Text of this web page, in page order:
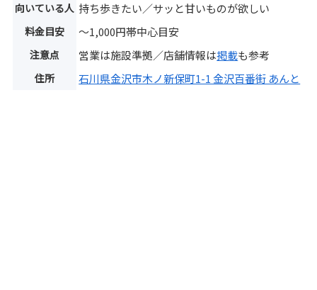
向いている人 持ち歩きたい／サッと甘いものが欲しい
料金目安 〜1,000円帯中心目安
注意点 営業は施設準拠／店舗情報は掲載も参考
住所 石川県金沢市木ノ新保町1-1 金沢百番街 あんと